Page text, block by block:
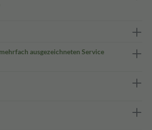
ausgezeichneten Service